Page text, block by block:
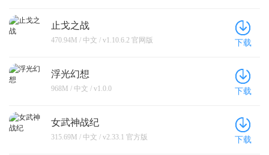
止戈之战
470.94M / 中文 / v1.10.6.2 官网版 下载
浮光幻想
968M / 中文 / v1.0.0 下载
女武神战纪
315.69M / 中文 / v2.33.1 官方版 下载